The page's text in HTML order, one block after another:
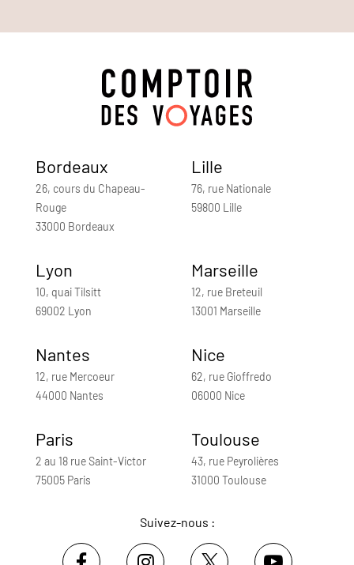
Bordeaux
26, cours du Chapeau-
Rouge
33000 Bordeaux
Lille
76, rue Nationale
59800 Lille
Lyon
10, quai Tilsitt
69002 Lyon
Marseille
12, rue Breteuil
13001 Marseille
Nantes
12, rue Mercoeur
44000 Nantes
Nice
62, rue Gioffredo
06000 Nice
Paris
2 au 18 rue Saint-Victor
75005 Paris
Toulouse
43, rue Peyrolières
31000 Toulouse
Suivez-nous :